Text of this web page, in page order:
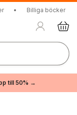
• Billiga böcker
till 50% →